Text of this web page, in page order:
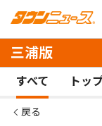
三浦版
すべて トッ
戻る